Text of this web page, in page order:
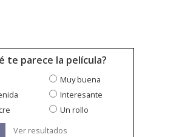
te parece la película?
Muy buena
Interesante
Un rollo
Ver resultados